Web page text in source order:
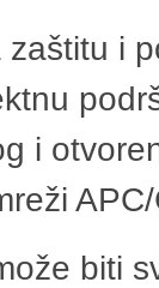
zaštitu i
i
biti